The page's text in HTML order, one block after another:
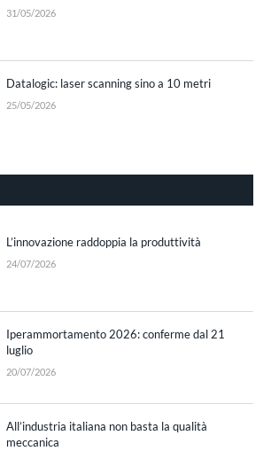
31/05/2026
Datalogic: laser scanning sino a 10 metri
25/05/2026
L’innovazione raddoppia la produttività
24/07/2026
Iperammortamento 2026: conferme dal 21
luglio
20/07/2026
All’industria italiana non basta la qualità
meccanica